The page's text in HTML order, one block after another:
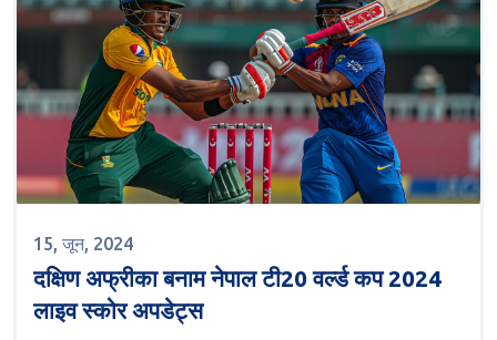
15, जून, 2024
दक्षिण अफ्रीका बनाम नेपाल टी20 वर्ल्ड कप 2024
लाइव स्कोर अपडेट्स